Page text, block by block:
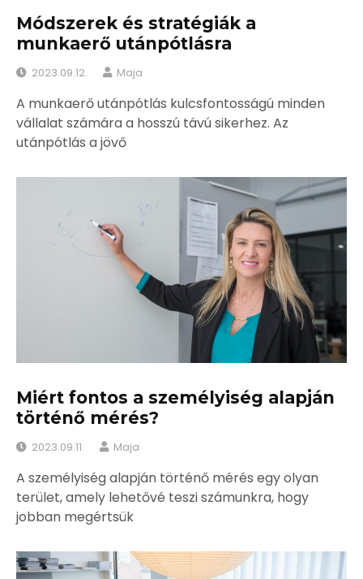
Módszerek és stratégiák a
munkaerő utánpótlásra
2023.09.12. Maja
A munkaerő utánpótlás kulcsfontosságú minden
vállalat számára a hosszú távú sikerhez. Az
utánpótlás a jövő
Miért fontos a személyiség alapján
történő mérés?
2023.09.11. Maja
A személyiség alapján történő mérés egy olyan
terület, amely lehetővé teszi számunkra, hogy
jobban megértsük